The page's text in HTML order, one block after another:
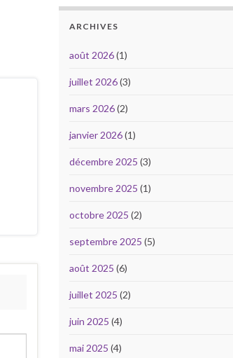
ARCHIVES
août 2026(1)
juillet 2026(3)
mars 2026(2)
janvier 2026(1)
décembre 2025 (3)
novembre 2025 (1)
octobre 2025 (2)
septembre 2025 (5)
août 2025 (6)
juillet 2025 (2)
juin 2025 (4)
mai 2025 (4)